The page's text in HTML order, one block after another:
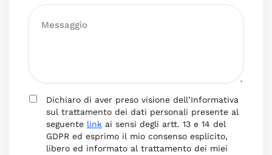
Dichiaro di aver preso visione dell’Informativa
sul trattamento dei dati personali presente al
seguente link ai sensi degli artt. 13 e 14 del
GDPR ed esprimo il mio consenso esplicito,
libero ed informato al trattamento dei miei